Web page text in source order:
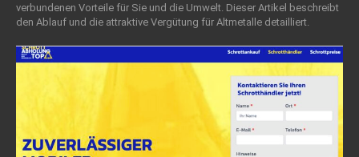
verbundenen Vorteile für Sie und die Umwelt. Dieser Artikel beschreibt
den Ablauf und die attraktive Vergütung für Altmetalle detailliert.